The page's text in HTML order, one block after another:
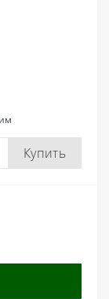
Купить